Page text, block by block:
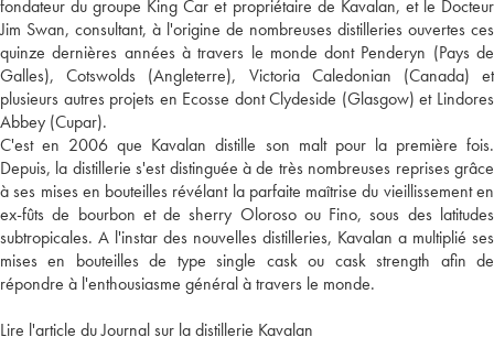
fondateur du groupe King Car et propriétaire de Kavalan, et le Docteur
Jim Swan, consultant, à l'origine de nombreuses distilleries ouvertes ces
quinze dernières années à travers le monde dont Penderyn (Pays de
Galles), Cotswolds (Angleterre), Victoria Caledonian (Canada) et
plusieurs autres projets en Ecosse dont Clydeside (Glasgow) et Lindores
Abbey (Cupar).
C'est en 2006 que Kavalan distille son malt pour la première fois.
Depuis, la distillerie s'est distinguée à de très nombreuses reprises grâce
à ses mises en bouteilles révélant la parfaite maîtrise du vieillissement en
ex-fûts de bourbon et de sherry Oloroso ou Fino, sous des latitudes
subtropicales. A l'instar des nouvelles distilleries, Kavalan a multiplié ses
mises en bouteilles de type single cask ou cask strength afin de
répondre à l'enthousiasme général à travers le monde.
Lire l'article du Journal sur la distillerie Kavalan